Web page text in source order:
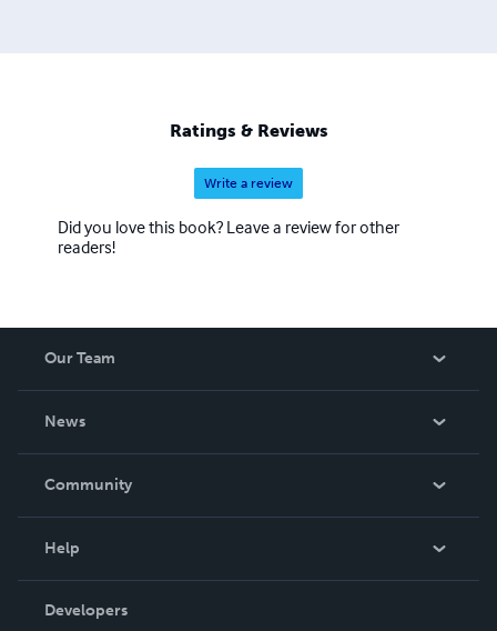
Ratings & Reviews
Write a review
Did you love this book? Leave a review for other
readers!
Our Team
News
In The News
Community
Podcast
Help
Order Lookup
Developers